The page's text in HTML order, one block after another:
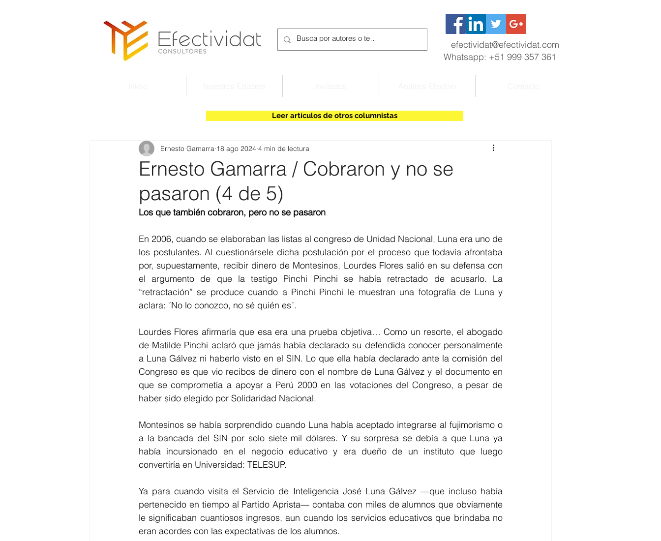
efectividat@efectividat.com
Whatsapp: +51 999 357 361
Leer artículos de otros columnistas
Ernesto Gamarra / Cobraron y no se
pasaron (4 de 5)
Ernesto Gamarra 18 ago 2024 4 min de lectura
Los que también cobraron, pero no se pasaron
En 2006, cuando se elaboraban las listas al congreso de Unidad Nacional, Luna era uno de
los postulantes. Al cuestionársele dicha postulación por el proceso que todavía afrontaba
por, supuestamente, recibir dinero de Montesinos, Lourdes Flores salió en su defensa con
el argumento de que la testigo Pinchi Pinchi se había retractado de acusarlo. La
“retractación” se produce cuando a Pinchi Pinchi le muestran una fotografía de Luna y
aclara: ´No lo conozco, no sé quién es´.
Lourdes Flores afirmaría que esa era una prueba objetiva… Como un resorte, el abogado
de Matilde Pinchi aclaró que jamás había declarado su defendida conocer personalmente
a Luna Gálvez ni haberlo visto en el SIN. Lo que ella había declarado ante la comisión del
Congreso es que vio recibos de dinero con el nombre de Luna Gálvez y el documento en
que se comprometía a apoyar a Perú 2000 en las votaciones del Congreso, a pesar de
haber sido elegido por Solidaridad Nacional.
Montesinos se había sorprendido cuando Luna había aceptado integrarse al fujimorismo o
a la bancada del SIN por solo siete mil dólares. Y su sorpresa se debía a que Luna ya
había incursionado en el negocio educativo y era dueño de un instituto que luego
convertiría en Universidad: TELESUP.
Ya para cuando visita el Servicio de Inteligencia José Luna Gálvez —que incluso había
pertenecido en tiempo al Partido Aprista— contaba con miles de alumnos que obviamente
le significaban cuantiosos ingresos, aun cuando los servicios educativos que brindaba no
eran acordes con las expectativas de los alumnos.